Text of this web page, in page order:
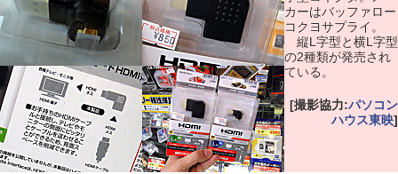
カーはバッファロー
コクヨサプライ。
縦L字型と横L字型
の2種類が発売され
ている。
[撮影協力:パソコン
ハウス東映]